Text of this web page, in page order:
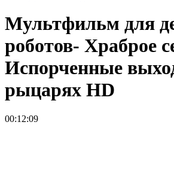
Мультфильм для
роботов- Храброе
Испорченные
рыцарях HD
00:12:09